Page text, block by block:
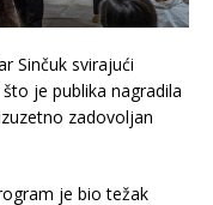
Sinčuk svirajući
je publika nagradila
zadovoljan
je bio težak